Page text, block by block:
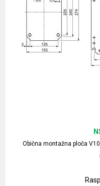
Obična montažna ploča